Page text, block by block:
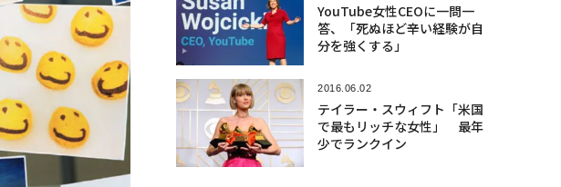
YouTube女性CEOに一問一
答、「死ぬほど辛い経験が自
分を強くする」
2016.06.02
テイラー・スウィフト「米国
で最もリッチな女性」 最年
少でランクイン